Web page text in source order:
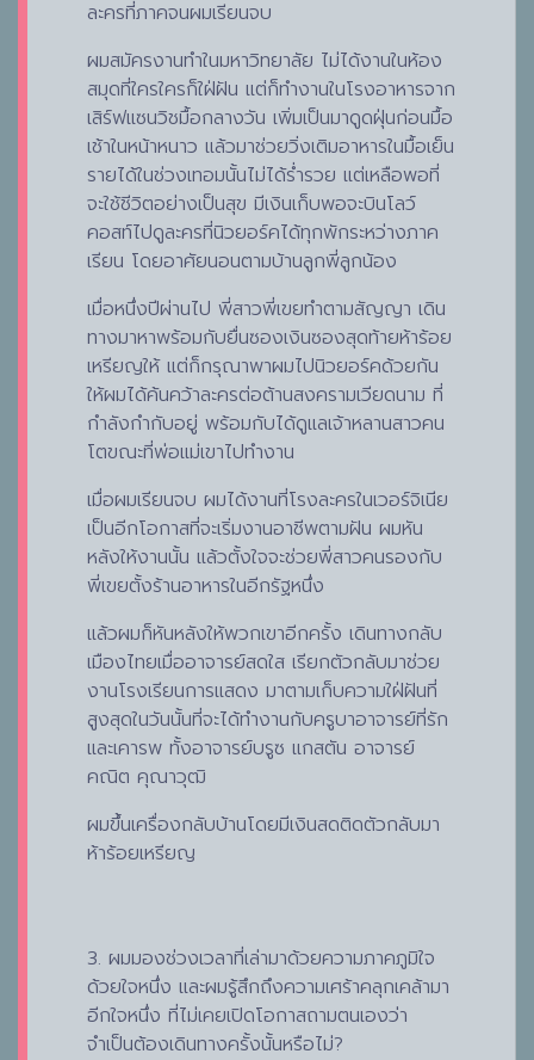
ละครที่ภาคจนผมเรียนจบ
ผมสมัครงานทำในมหาวิทยาลัย ไม่ได้งานในห้อง
สมุดที่ใครใครก็ใฝ่ฝัน แต่ก็ทำงานในโรงอาหารจาก
เสิร์ฟแซนวิชมื้อกลางวัน เพิ่มเป็นมาดูดฝุ่นก่อนมื้อ
เช้าในหน้าหนาว แล้วมาช่วยวิ่งเติมอาหารในมื้อเย็น
รายได้ในช่วงเทอมนั้นไม่ได้ร่ำรวย แต่เหลือพอที่
จะใช้ชีวิตอย่างเป็นสุข มีเงินเก็บพอจะบินโลว์
คอสท์ไปดูละครที่นิวยอร์คได้ทุกพักระหว่างภาค
เรียน โดยอาศัยนอนตามบ้านลูกพี่ลูกน้อง
เมื่อหนึ่งปีผ่านไป พี่สาวพี่เขยทำตามสัญญา เดิน
ทางมาหาพร้อมกับยื่นซองเงินซองสุดท้ายห้าร้อย
เหรียญให้ แต่ก็กรุณาพาผมไปนิวยอร์คด้วยกัน
ให้ผมได้ค้นคว้าละครต่อต้านสงครามเวียดนาม ที่
กำลังกำกับอยู่ พร้อมกับได้ดูแลเจ้าหลานสาวคน
โตขณะที่พ่อแม่เขาไปทำงาน
เมื่อผมเรียนจบ ผมได้งานที่โรงละครในเวอร์จิเนีย
เป็นอีกโอกาสที่จะเริ่มงานอาชีพตามฝัน ผมหัน
หลังให้งานนั้น แล้วตั้งใจจะช่วยพี่สาวคนรองกับ
พี่เขยตั้งร้านอาหารในอีกรัฐหนึ่ง
แล้วผมก็หันหลังให้พวกเขาอีกครั้ง เดินทางกลับ
เมืองไทยเมื่ออาจารย์สดใส เรียกตัวกลับมาช่วย
งานโรงเรียนการแสดง มาตามเก็บความใฝ่ฝันที่
สูงสุดในวันนั้นที่จะได้ทำงานกับครูบาอาจารย์ที่รัก
และเคารพ ทั้งอาจารย์บรูซ แกสตัน อาจารย์
คณิต คุณาวุฒิ
ผมขึ้นเครื่องกลับบ้านโดยมีเงินสดติดตัวกลับมา
ห้าร้อยเหรียญ
3. ผมมองช่วงเวลาที่เล่ามาด้วยความภาคภูมิใจ
ด้วยใจหนึ่ง และผมรู้สึกถึงความเศร้าคลุกเคล้ามา
อีกใจหนึ่ง ที่ไม่เคยเปิดโอกาสถามตนเองว่า
จำเป็นต้องเดินทางครั้งนั้นหรือไม่?